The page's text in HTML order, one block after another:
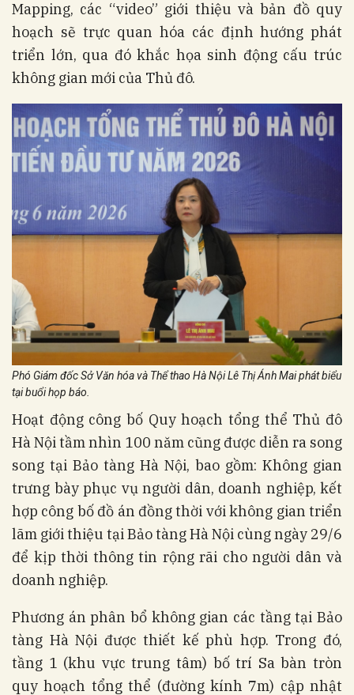
Mapping, các “video” giới thiệu và bản đồ quy
hoạch sẽ trực quan hóa các định hướng phát
triển lớn, qua đó khắc họa sinh động cấu trúc
không gian mới của Thủ đô.
Phó Giám đốc Sở Văn hóa và Thể thao Hà Nội Lê Thị Ánh Mai phát biểu
tại buổi họp báo.
Hoạt động công bố Quy hoạch tổng thể Thủ đô
Hà Nội tầm nhìn 100 năm cũng được diễn ra song
song tại Bảo tàng Hà Nội, bao gồm: Không gian
trưng bày phục vụ người dân, doanh nghiệp, kết
hợp công bố đồ án đồng thời với không gian triển
lãm giới thiệu tại Bảo tàng Hà Nội cùng ngày 29/6
để kịp thời thông tin rộng rãi cho người dân và
doanh nghiệp.
Phương án phân bổ không gian các tầng tại Bảo
tàng Hà Nội được thiết kế phù hợp. Trong đó,
tầng 1 (khu vực trung tâm) bố trí Sa bàn tròn
quy hoạch tổng thể (đường kính 7m) cập nhật